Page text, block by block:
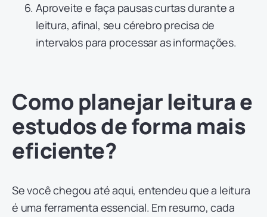
Aproveite e faça pausas curtas durante a
leitura, afinal, seu cérebro precisa de
intervalos para processar as informações.
Como planejar leitura e
estudos de forma mais
eficiente?
Se você chegou até aqui, entendeu que a leitura
é uma ferramenta essencial. Em resumo, cada